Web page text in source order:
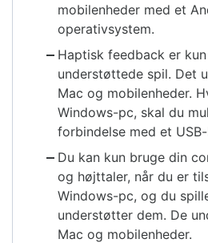
mobilenheder med et
operativsystem.
Haptisk feedback er
understøttede spil. Det
Mac og mobilenheder.
Windows-pc, skal du
forbindelse med et
Du kan kun bruge din
og højttaler, når du er
Windows-pc, og du
understøtter dem. De
Mac og mobilenheder.